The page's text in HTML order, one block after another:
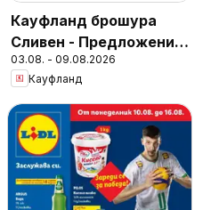
Кауфланд брошура
Сливен - Предложения
за цялото семейство
03.08. - 09.08.2026
Кауфланд